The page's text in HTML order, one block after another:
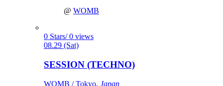
@ WOMB
0 Stars/ 0 views
08.29 (Sat)
SESSION (TECHNO)
WOMB / Tokyo, Japan